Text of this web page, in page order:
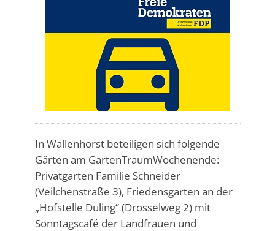
In Wallenhorst beteiligen sich folgende
Gärten am GartenTraumWochenende:
Privatgarten Familie Schneider
(Veilchenstraße 3), Friedensgarten an der
„Hofstelle Duling“ (Drosselweg 2) mit
Sonntagscafé der Landfrauen und